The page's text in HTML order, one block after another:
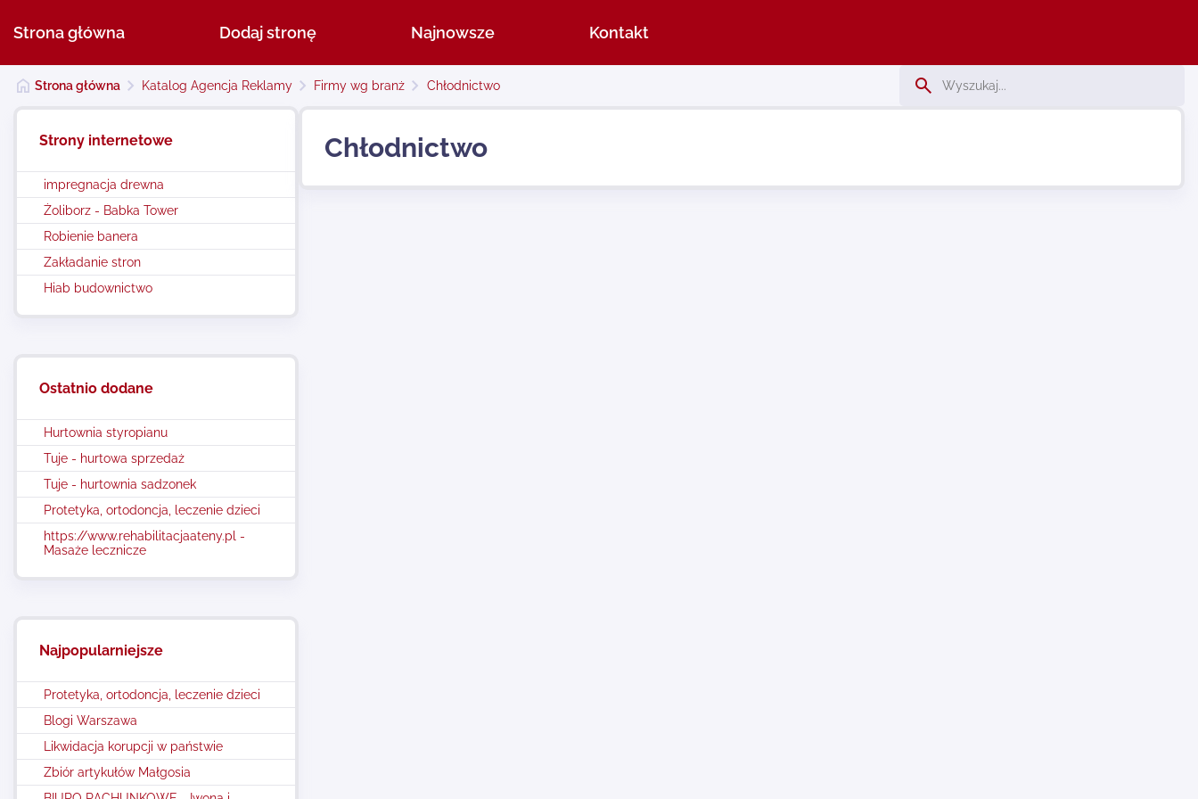
Strona główna Dodaj stronę Najnowsze Kontakt
Strona główna Katalog Agencja Reklamy Firmy wg branż Chłodnictwo
Strony internetowe
impregnacja drewna
Żoliborz - Babka Tower
Robienie banera
Zakładanie stron
Hiab budownictwo
Ostatnio dodane
Hurtownia styropianu
Tuje - hurtowa sprzedaż
Tuje - hurtownia sadzonek
Protetyka, ortodoncja, leczenie dzieci
https://www.rehabilitacjaateny.pl -
Masaże lecznicze
Najpopularniejsze
Protetyka, ortodoncja, leczenie dzieci
Blogi Warszawa
Likwidacja korupcji w państwie
Zbiór artykułów Małgosia
Chłodnictwo